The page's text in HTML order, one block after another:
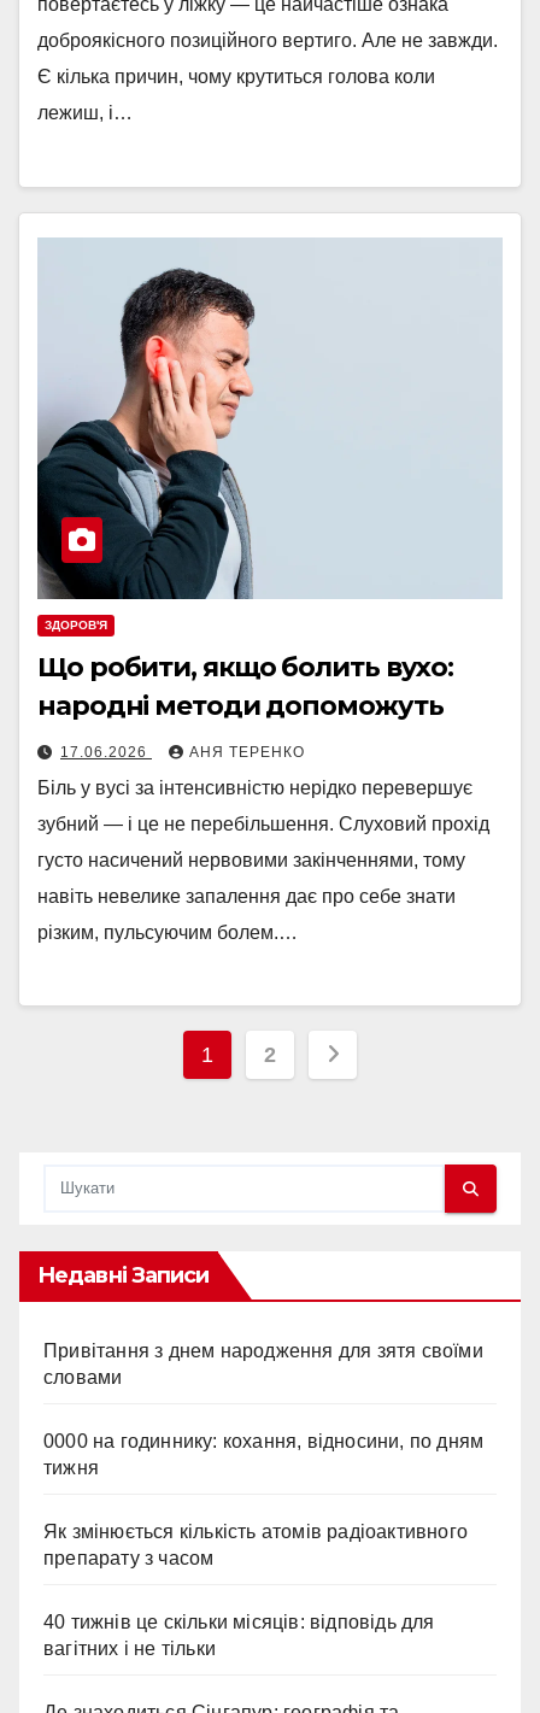
повертаєтесь у ліжку — це найчастіше ознака
доброякісного позиційного вертиго. Але не завжди.
Є кілька причин, чому крутиться голова коли
лежиш, і…
ЗДОРОВ'Я
Що робити, якщо болить вухо:
народні методи допоможуть
17.06.2026 АНЯ ТЕРЕНКО
Біль у вусі за інтенсивністю нерідко перевершує
зубний — і це не перебільшення. Слуховий прохід
густо насичений нервовими закінченнями, тому
навіть невелике запалення дає про себе знати
різким, пульсуючим болем.…
Пагінація
1 2
Недавні Записи
Привітання з днем народження для зятя своїми
словами
0000 на годиннику: кохання, відносини, по дням
тижня
Як змінюється кількість атомів радіоактивного
препарату з часом
40 тижнів це скільки місяців: відповідь для
вагітних і не тільки